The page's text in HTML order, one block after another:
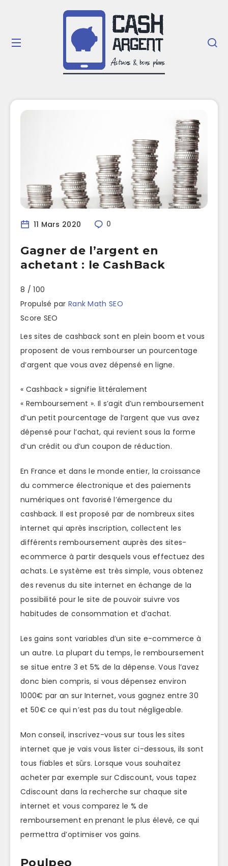
11 Mars 2020 0
Gagner de l’argent en
achetant : le CashBack
8 / 100
Propulsé par Rank Math SEO
Score SEO
Les sites de cashback sont en plein boom et vous
proposent de vous rembourser un pourcentage
d’argent que vous avez dépensé en ligne.
« Cashback » signifie littéralement
« Remboursement ». Il s’agit d’un remboursement
d’un petit pourcentage de l’argent que vus avez
dépensé pour l’achat, qui revient sous la forme
d’un crédit ou d’un coupon de réduction.
En France et dans le monde entier, la croissance
du commerce électronique et des paiements
numériques ont favorisé l’émergence du
cashback. Il est proposé par de nombreux sites
internet qui après inscription, collectent les
différents remboursement auprès des sites-
ecommerce à partir desquels vous effectuez des
achats. Le système est très simple, vous obtenez
des revenus du site internet en échange de la
possibilité pour le site de pouvoir suivre vos
habitudes de consommation et d’achat.
Les gains sont variables d’un site e-commerce à
un autre. La plupart du temps, le remboursement
se situe entre 3 et 5% de la dépense. Vous l’avez
donc bien compris, si vous dépensez environ
1000€ par an sur Internet, vous gagnez entre 30
et 50€ ce qui n’est pas du tout négligeable.
Mon conseil, inscrivez-vous sur tous les sites
internet que je vais vous lister ci-dessous, ils sont
tous fiables et sûrs. Lorsque vous souhaitez
acheter par exemple sur Cdiscount, vous tapez
Cdiscount dans la recherche sur chaque site
internet et vous comparez le % de
remboursement en prenant le plus élevé, ce qui
permettra d’optimiser vos gains.
Poulpeo